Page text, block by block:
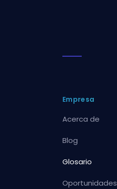
Empresa
Acerca de
Blog
Glosario
Oportunidades